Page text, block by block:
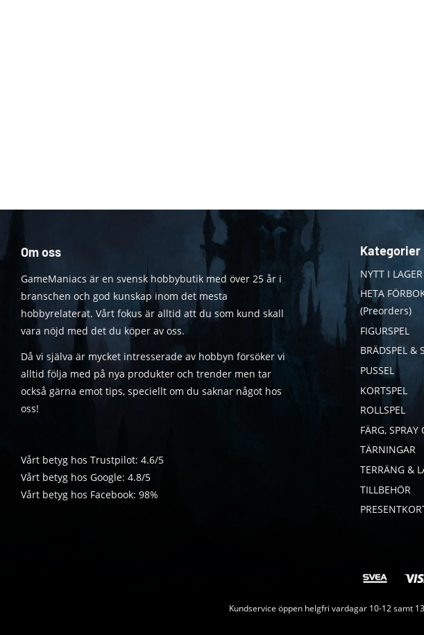
Om oss
GameManiacs är en svensk hobbybutik med över 25 år i
branschen och god kunskap inom det mesta
hobbyrelaterat. Vårt fokus är alltid att du som kund skall
vara nöjd med det du köper av oss.
Då vi själva är mycket intresserade av hobbyn försöker vi
alltid följa med på nya produkter och trender men tar
också gärna emot tips, speciellt om du saknar något hos
oss!
Vårt betyg hos Trustpilot: 4.6/5
Vårt betyg hos Google: 4.8/5
Vårt betyg hos Facebook: 98%
Kategorier
NYTT I LAGER
HETA
(Preorders)
FIGURSPEL
BRÄDSPEL &
PUSSEL
KORTSPEL
ROLLSPEL
FÄRG, SPRAY
TÄRNINGAR
TERRÄNG &
TILLBEHÖR
Kundservice öppen helgfri vardagar 10-12 samt